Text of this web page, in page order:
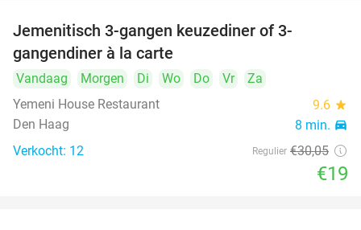
Jemenitisch 3-gangen keuzediner of 3-
gangendiner à la carte
Vandaag Morgen Di Wo Do Vr
Za
Yemeni House Restaurant
9.6 star
Den Haag 8 min. directions_car
Verkocht: 12 Regulier €30,05
€19